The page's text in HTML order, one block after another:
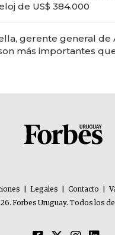
de US$ 384.000
gerente general de
más importantes
Legales Contacto
Forbes Uruguay. Todos los